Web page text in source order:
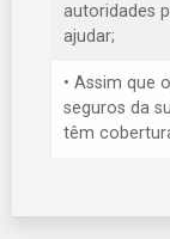
autoridades
ajudar;
• Assim que
seguros da
têm